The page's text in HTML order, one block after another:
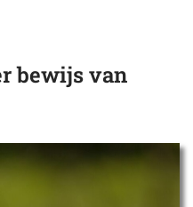
bewijs van